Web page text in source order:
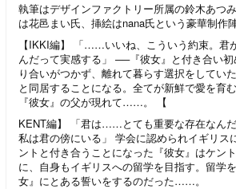
執筆はデザインファクトリー所属の鈴木あつ
は花邑まい氏、挿絵はnana氏という豪華制作
【IKKI編】 「……いいね、こういう約束。君
んだって実感する」 ──『彼女』と付き合い
り合いがつかず、離れて暮らす選択をしてい
と同居することになる。全てが新鮮で愛を育
『彼女』の父が現れて……。 【
KENT編】 「君は……とても重要な存在なんだ
私は君の傍にいる」 学会に認められイギリス
ントと付き合うことになった『彼女』はケン
に、自身もイギリスへの留学を目指す。留学
女』にとある誓いをするのだった……。